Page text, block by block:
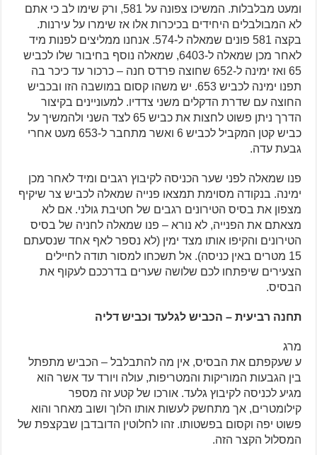
ומעט מבלבלות. המשיכו צפונה על 581, ורק שימו לב כי אתם
לא המבולבלים היחידים בכיכרות אלו אז שימרו על עירנות.
בקצה 581 פונים שמאלה ל-574. אנחנו ממליצים לפנות מיד
לאחר מכן שמאלה ל-6403, שמאלה נוסף בחיבור שלו לכביש
65 ואז ימינה ל-652 שחוצה פרדס חנה – כרכור עד כיכר בה
תפנו ימינה לכביש 653. יש משהו קסום במושבה הזו ובכביש
החוצה עם שדרת הדקלים משני צדדיו. למעוניינים בקיצור
הדרך ניתן פשוט לחצות את כביש 65 לצד השני ולהמשיך על
כביש קטן המקביל לכביש 6 ואשר מתחבר ל-653 מעט אחרי
גבעת עדה.
פנו שמאלה לפני שער הכניסה לקיבוץ רגבים ומיד לאחר מכן
ימינה. בנקודה מסוימת תמצאו פנייה שמאלה לכביש צר שיקיף
מצפון את בסיס הטירונים רגבים של חטיבת גולני. אם לא
מצאתם את הפנייה, לא נורא – פנו שמאלה לחניה של בסיס
הטירונים והקיפו אותו מצד ימין (לא נספר לאף אחד שנסעתם
15 מטרים באין כניסה). אל תשכחו למסור תודה לחיילים
הצעירים שיפתחו לכם שלושה שערים בדרככם לעקוף את
הבסיס.
תחנה רביעית – הכביש לגלעד וכביש דליה
מרג
ע שעקפתם את הבסיס, אין מה להתבלבל – הכביש מתפתל
בין הגבעות המוריקות והמטריפות, עולה ויורד עד אשר הוא
מגיע לכניסה לקיבוץ גלעד. אורכו של קטע זה מספר
קילומטרים, אך מתחשק לעשות אותו הלוך ושוב מאחר והוא
פשוט יפה וקסום בפשטותו. זהו לחלוטין הדובדבן שבקצפת של
המסלול הקצר הזה.